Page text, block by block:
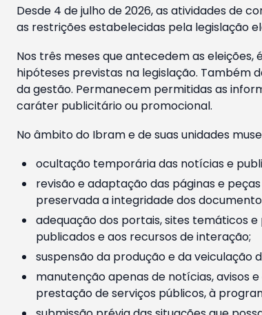
Desde 4 de julho de 2026, as atividades de
as restrições estabelecidas pela legislação
Nos três meses que antecedem as
hipóteses previstas na legislação. Também
da gestão. Permanecem permitidas as
caráter publicitário ou promocional.
No âmbito do Ibram e de suas unidades
ocultação temporária das notícias e
revisão e adaptação das páginas e
preservada a integridade dos
adequação dos portais, sites temáticos e
publicados e aos recursos de interação;
suspensão da produção e da
manutenção apenas de notícias, avisos
prestação de serviços públicos, à